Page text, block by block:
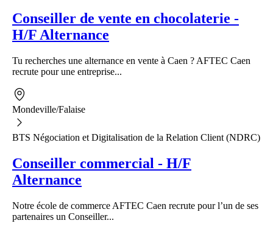
Conseiller de vente en chocolaterie -
H/F Alternance
Tu recherches une alternance en vente à Caen ? AFTEC Caen
recrute pour une entreprise...
Mondeville/Falaise
BTS Négociation et Digitalisation de la Relation Client (NDRC)
Conseiller commercial - H/F
Alternance
Notre école de commerce AFTEC Caen recrute pour l’un de ses
partenaires un Conseiller...